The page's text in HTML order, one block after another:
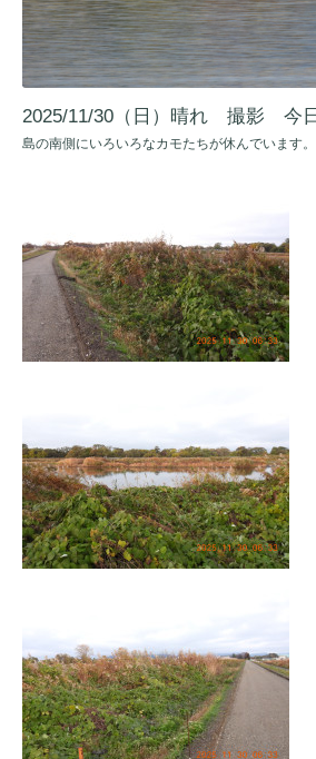
2025/11/30（日）晴れ 撮影 今
島の南側にいろいろなカモたちが休んでいます。